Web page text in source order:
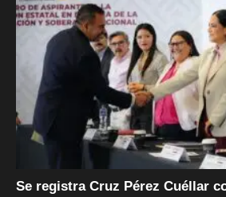
Se registra Cruz Pérez Cuéllar